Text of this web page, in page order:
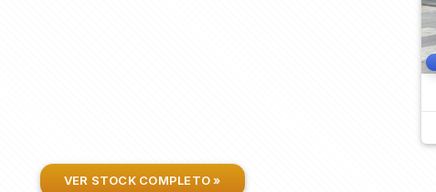
VER STOCK COMPLETO »